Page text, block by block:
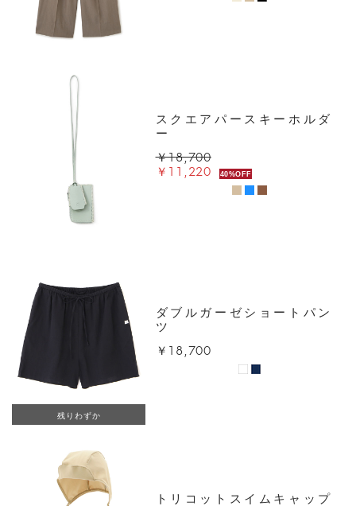
スクエアパースキーホルダ
ー
￥18,700
￥11,220 40%OFF
残りわずか
ダブルガーゼショートパン
ツ
￥18,700
トリコットスイムキャップ